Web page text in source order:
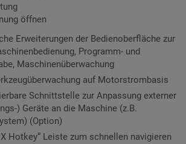
öffnen
Erweiterungen der Bedienoberfläche zur
Programm- und
Maschinenüberwachung
auf Motorstrombasis
Schnittstelle zur Anpassung externer
) Geräte an die Maschine (z.B.
(Option)
Hotkey“ Leiste zum schnellen navigieren